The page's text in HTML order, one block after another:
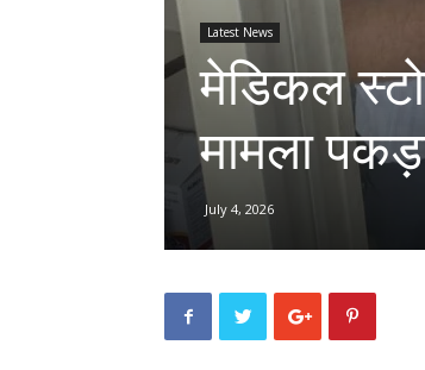
Latest News
मेडिकल
मामला
July 4, 2026